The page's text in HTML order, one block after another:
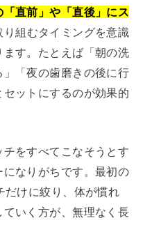
直前」や「直後」にス
り組むタイミングを意識
す。たとえば「朝の洗
「夜の歯磨きの後に行
ットにするのが効果的
をすべてこなそうとす
なりがちです。最初の
だけに絞り、体が慣れ
いく方が、無理なく長